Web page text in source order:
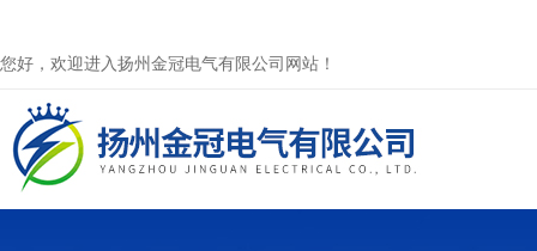
您好，欢迎进入扬州金冠电气有限公司网站！